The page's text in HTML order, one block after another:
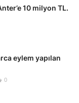
10 milyon TL.
eylem yapılan
0